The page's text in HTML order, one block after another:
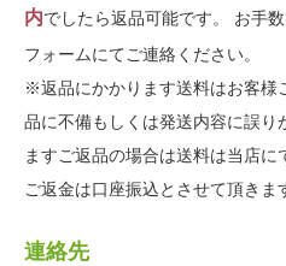
内でしたら返品可能です。 お手
フォームにてご連絡ください。
※返品にかかります送料はお客様
品に不備もしくは発送内容に誤り
ますご返品の場合は送料は当店に
ご返金は口座振込とさせて頂きま
連絡先